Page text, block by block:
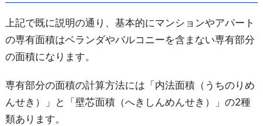
上記で既に説明の通り、基本的にマンションやアパート
の専有面積はベランダやバルコニーを含まない専有部分
の面積になります。
専有部分の面積の計算方法には「内法面積（うちのりめ
んせき）」と「壁芯面積（へきしんめんせき）」の2種
類あります。